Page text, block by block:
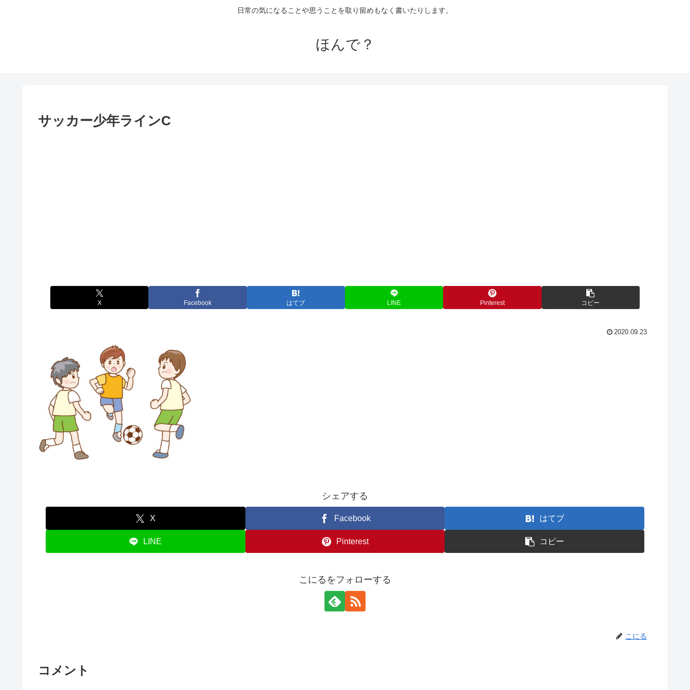
日常の気になることや思うことを取り留めもなく書いたりします。
ほんで？
サッカー少年ラインC
X Facebook はてブ LINE Pinterest コピー
2020.09.23
シェアする
X Facebook はてブ
LINE Pinterest コピー
こにるをフォローする
こにる
コメント